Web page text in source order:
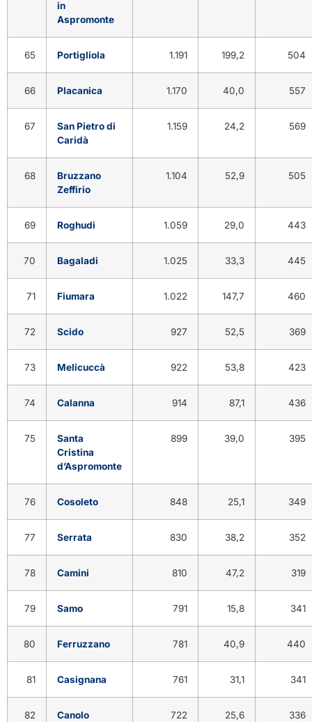
in
Aspromonte
65 Portigliola 1.191 199,2 504
66 Placanica 1.170 40,0 557
67
San Pietro di
Caridà
1.159 24,2 569
68
Bruzzano
Zeffirio
1.104 52,9 505
69 Roghudi 1.059 29,0 443
70 Bagaladi 1.025 33,3 445
71 Fiumara 1.022 147,7 460
72 Scido 927 52,5 369
73 Melicuccà 922 53,8 423
74 Calanna 914 87,1 436
75
Santa
Cristina
d’Aspromonte
899 39,0 395
76 Cosoleto 848 25,1 349
77 Serrata 830 38,2 352
78 Camini 810 47,2 319
79 Samo 791 15,8 341
80 Ferruzzano 781 40,9 440
81 Casignana 761 31,1 341
82 Canolo 722 25,6 336